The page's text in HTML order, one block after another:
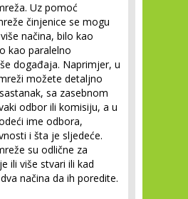
Uz pomoć
činjenice se mogu
načina, bilo kao
kao paralelno
događaja. Naprimjer, u
možete detaljno
sa zasebnom
odbor ili komisiju, a u
ime odbora,
i šta je sljedeće.
su odlične za
ili više stvari ili kad
načina da ih poredite.